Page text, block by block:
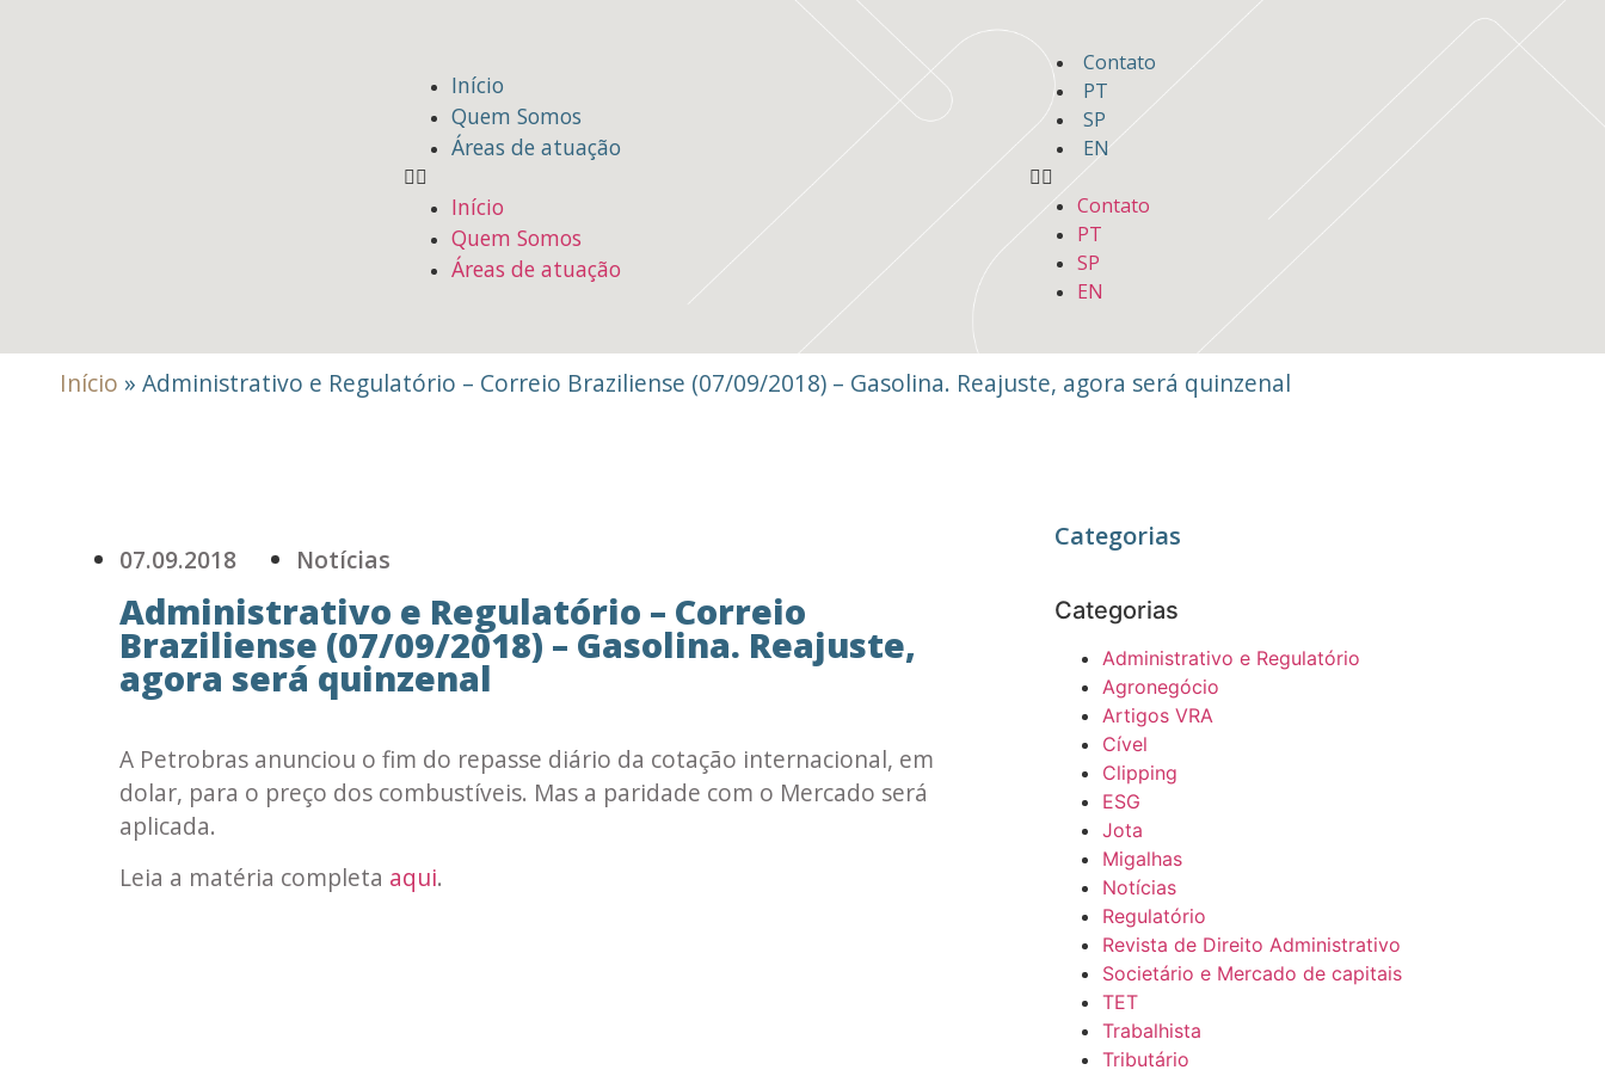
Início
Quem Somos
Áreas de atuação
Início
Quem Somos
Áreas de atuação
Contato
PT
SP
EN
Contato
PT
SP
EN
Início » Administrativo e Regulatório – Correio Braziliense (07/09/2018) – Gasolina. Reajuste, agora será quinzenal
07.09.2018 Notícias
Administrativo e Regulatório – Correio
Braziliense (07/09/2018) – Gasolina. Reajuste,
agora será quinzenal
A Petrobras anunciou o fim do repasse diário da cotação internacional, em
dolar, para o preço dos combustíveis. Mas a paridade com o Mercado será
aplicada.
Leia a matéria completa aqui.
Categorias
Categorias
Administrativo e Regulatório
Agronegócio
Artigos VRA
Cível
Clipping
ESG
Jota
Migalhas
Notícias
Regulatório
Revista de Direito Administrativo
Societário e Mercado de capitais
TET
Trabalhista
Tributário